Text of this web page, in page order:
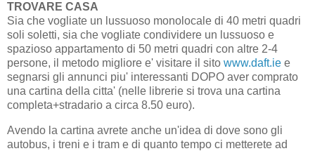
TROVARE CASA
Sia che vogliate un lussuoso monolocale di 40 metri quadri
soli soletti, sia che vogliate condividere un lussuoso e
spazioso appartamento di 50 metri quadri con altre 2-4
persone, il metodo migliore e' visitare il sito www.daft.ie e
segnarsi gli annunci piu' interessanti DOPO aver comprato
una cartina della citta' (nelle librerie si trova una cartina
completa+stradario a circa 8.50 euro).
Avendo la cartina avrete anche un'idea di dove sono gli
autobus, i treni e i tram e di quanto tempo ci metterete ad